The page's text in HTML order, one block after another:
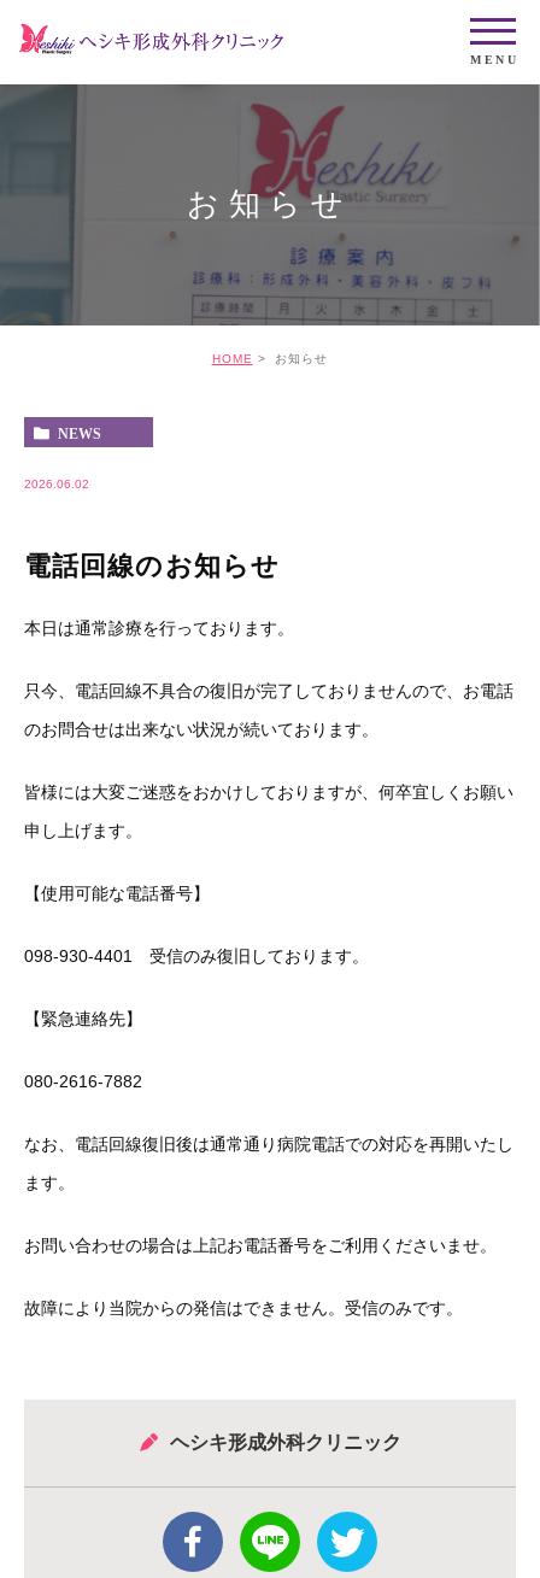
お知らせ
HOME お知らせ
NEWS
2026.06.02
電話回線のお知らせ
本日は通常診療を行っております。
只今、電話回線不具合の復旧が完了しておりませんので、お電話
のお問合せは出来ない状況が続いております。
皆様には大変ご迷惑をおかけしておりますが、何卒宜しくお願い
申し上げます。
【使用可能な電話番号】
098-930-4401 受信のみ復旧しております。
【緊急連絡先】
080-2616-7882
なお、電話回線復旧後は通常通り病院電話での対応を再開いたし
ます。
お問い合わせの場合は上記お電話番号をご利用くださいませ。
故障により当院からの発信はできません。受信のみです。
ヘシキ形成外科クリニック